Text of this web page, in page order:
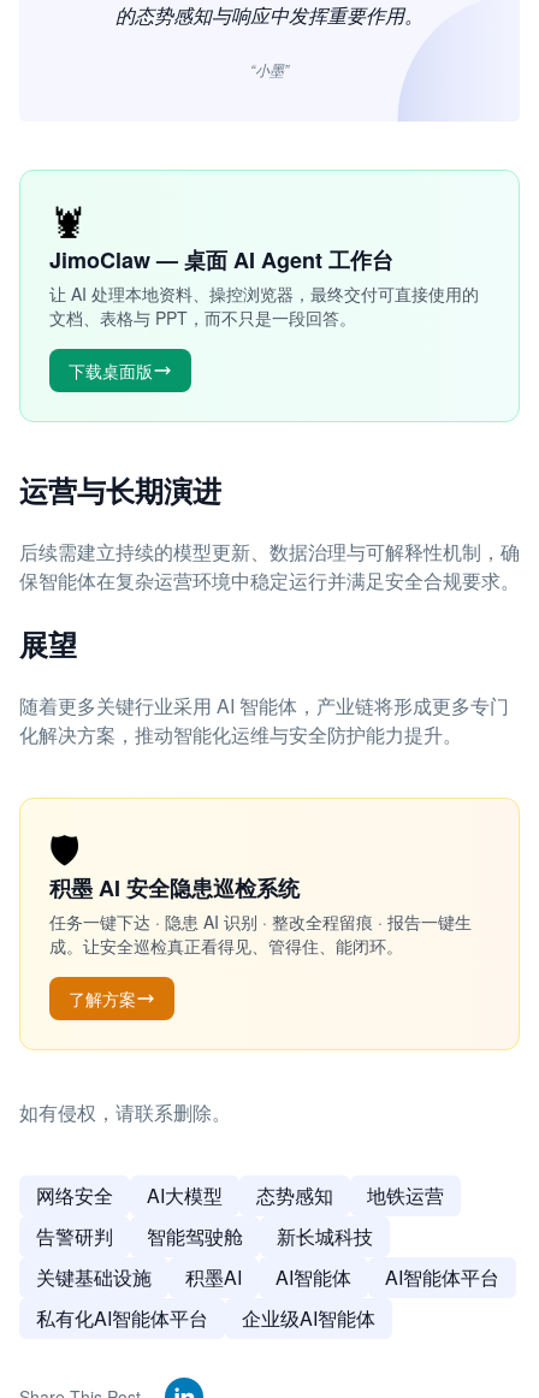
的态势感知与响应中发挥重要作用。
“小墨”
🦞
JimoClaw — 桌面 AI Agent 工作台
让 AI 处理本地资料、操控浏览器，最终交付可直接使用的
文档、表格与 PPT，而不只是一段回答。
下载桌面版
运营与长期演进
后续需建立持续的模型更新、数据治理与可解释性机制，确
保智能体在复杂运营环境中稳定运行并满足安全合规要求。
展望
随着更多关键行业采用 AI 智能体，产业链将形成更多专门
化解决方案，推动智能化运维与安全防护能力提升。
🛡️
积墨 AI 安全隐患巡检系统
任务一键下达 · 隐患 AI 识别 · 整改全程留痕 · 报告一键生
成。让安全巡检真正看得见、管得住、能闭环。
了解方案
如有侵权，请联系删除。
网络安全 AI大模型 态势感知
地铁运营
告警研判
智能驾驶舱
新长城科技
关键基础设施
积墨AI AI智能体
AI智能体平台
私有化AI智能体平台
企业级AI智能体